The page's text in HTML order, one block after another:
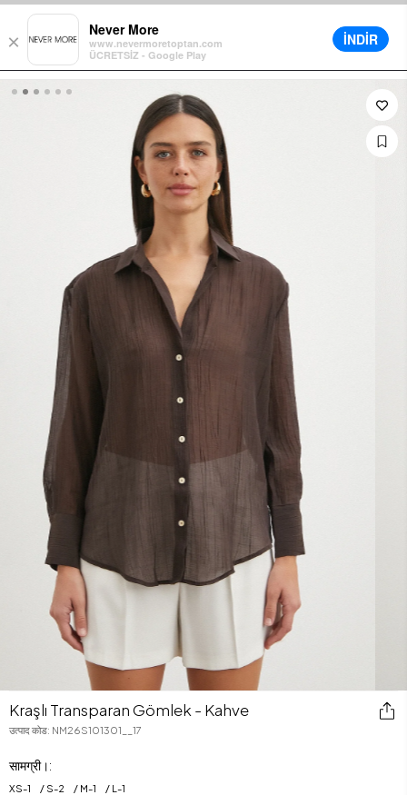
×
Never More
www.nevermoretoptan.com
ÜCRETSİZ - Google Play
İNDİR
विभिन्न वितरण विकल्प
Kraşlı Transparan Gömlek - Kahve
उत्पाद कोड: NM26S101301__17
सामग्री।:
XS-1 S-2 M-1 L -1